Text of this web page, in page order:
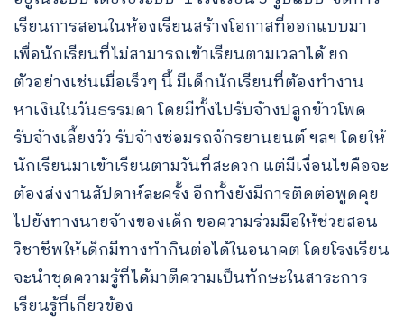
เรียนการสอนในห้องเรียนสร้างโอกาสที่ออกแบบมา
เพื่อนักเรียนที่ไม่สามารถเข้าเรียนตามเวลาได้ ยก
ตัวอย่างเช่นเมื่อเร็วๆ นี้ มีเด็กนักเรียนที่ต้องทำงาน
หาเงินในวันธรรมดา โดยมีทั้งไปรับจ้างปลูกข้าวโพด
รับจ้างเลี้ยงวัว รับจ้างซ่อมรถจักรยานยนต์ ฯลฯ โดยให้
นักเรียนมาเข้าเรียนตามวันที่สะดวก แต่มีเงื่อนไขคือจะ
ต้องส่งงานสัปดาห์ละครั้ง อีกทั้งยังมีการติดต่อพูดคุย
ไปยังทางนายจ้างของเด็ก ขอความร่วมมือให้ช่วยสอน
วิชาชีพให้เด็กมีทางทำกินต่อได้ในอนาคต โดยโรงเรียน
จะนำชุดความรู้ที่ได้มาตีความเป็นทักษะในสาระการ
เรียนรู้ที่เกี่ยวข้อง